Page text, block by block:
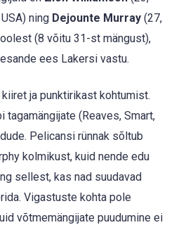
ning Dejounte Murray (27,
(8 võitu 31-st mängust),
ees Lakersi vastu.
ja punktirikast kohtumist.
tagamängijate (Reaves, Smart,
Pelicansi rünnak sõltub
kolmikust, kuid nende edu
sellest, kas nad suudavad
Vigastuste kohta pole
võtmemängijate puudumine ei